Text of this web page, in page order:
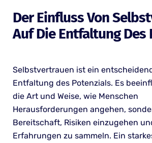
Der Einfluss Von
Auf Die Entfaltung Des
Selbstvertrauen ist ein
Entfaltung des Potenzials. Es
die Art und Weise, wie Menschen
Herausforderungen angehen,
Bereitschaft, Risiken einzugehen
Erfahrungen zu sammeln. Ein